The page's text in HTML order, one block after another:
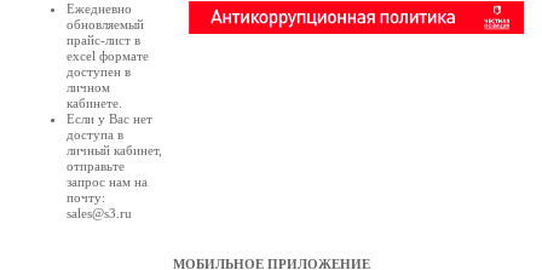
Ежедневно
обновляемый
прайс-лист в
excel формате
доступен в
личном
кабинете
Если у Вас нет
доступа в
личный кабинет,
отправьте
запрос нам на
почту:
sales@s3.ru
МОБИЛЬНОЕ ПРИЛОЖЕНИЕ